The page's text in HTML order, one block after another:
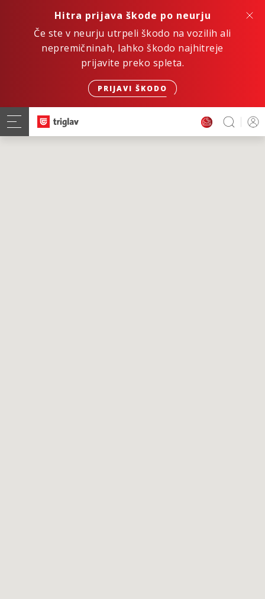
Hitra prijava škode po neurju
Če ste v neurju utrpeli škodo na vozilih ali
nepremičninah, lahko škodo najhitreje
prijavite preko spleta.
PRIJAVI ŠKODO